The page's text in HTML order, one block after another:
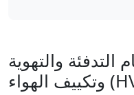
والتهوية